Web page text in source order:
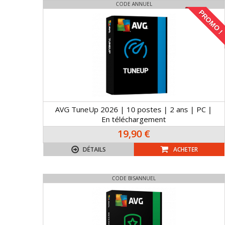
CODE ANNUEL
PROMO !
AVG TuneUp 2026 | 10 postes | 2 ans | PC |
En téléchargement
19,90 €
DÉTAILS ACHETER
CODE BISANNUEL